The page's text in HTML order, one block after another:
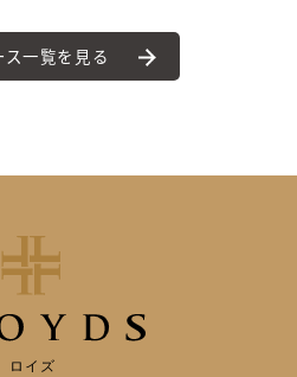
ス一覧を見る
ロイズ